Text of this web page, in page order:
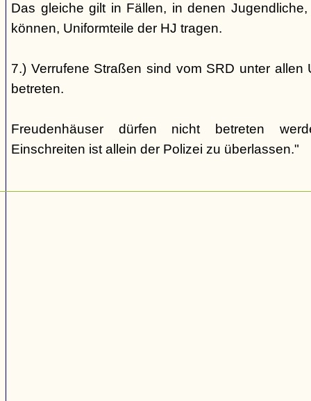
Das gleiche gilt in Fällen, in denen
können, Uniformteile der HJ tragen.
7.) Verrufene Straßen sind vom SRD unter allen
betreten.
Freudenhäuser dürfen nicht betreten
Einschreiten ist allein der Polizei zu überlassen."